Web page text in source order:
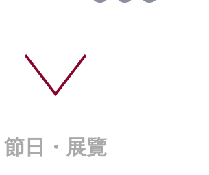
節日・展覽